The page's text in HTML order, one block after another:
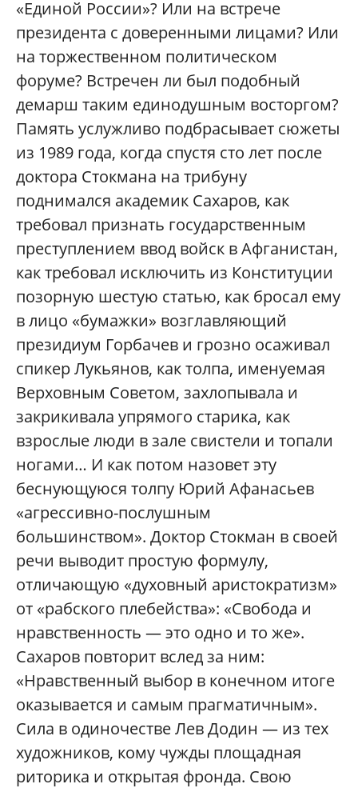
«Единой России»? Или на встрече
президента с доверенными лицами? Или
на торжественном политическом
форуме? Встречен ли был подобный
демарш таким единодушным восторгом?
Память услужливо подбрасывает сюжеты
из 1989 года, когда спустя сто лет после
доктора Стокмана на трибуну
поднимался академик Сахаров, как
требовал признать государственным
преступлением ввод войск в Афганистан,
как требовал исключить из Конституции
позорную шестую статью, как бросал ему
в лицо «бумажки» возглавляющий
президиум Горбачев и грозно осаживал
спикер Лукьянов, как толпа, именуемая
Верховным Советом, захлопывала и
закрикивала упрямого старика, как
взрослые люди в зале свистели и топали
ногами… И как потом назовет эту
беснующуюся толпу Юрий Афанасьев
«агрессивно-послушным
большинством». Доктор Стокман в своей
речи выводит простую формулу,
отличающую «духовный аристократизм»
от «рабского плебейства»: «Свобода и
нравственность — это одно и то же».
Сахаров повторит вслед за ним:
«Нравственный выбор в конечном итоге
оказывается и самым прагматичным».
Сила в одиночестве Лев Додин — из тех
художников, кому чужды площадная
риторика и открытая фронда. Свою